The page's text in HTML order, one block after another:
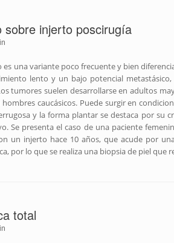
sobre injerto poscirugía
una variante poco frecuente y bien
lento y un bajo potencial
tumores suelen desarrollarse en adultos
caucásicos. Puede surgir en
y la forma plantar se destaca por su
Se presenta el caso de una paciente
un injerto hace 10 años, que acude por
por lo que se realiza una biopsia de piel que
total